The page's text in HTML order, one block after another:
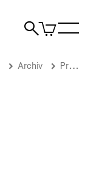
Suche
Artikel
im
Archiv Pressemitteilungen 2019